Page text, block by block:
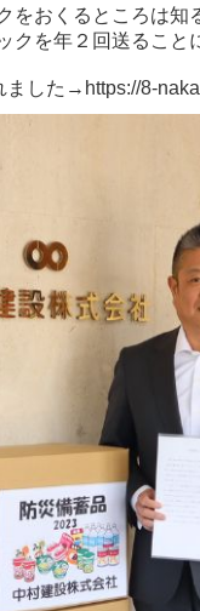
おくるところは
を年２回送ること
ました→ https://8-